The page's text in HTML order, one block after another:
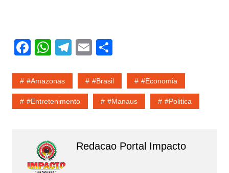
F
c
e
b
o
k
W
at
s
A
p
T
e
gr
a
E
ai
l
S
ar
e
#amazonas #Brasil #economia
#entretenimento #Manaus #politica
Redacao Portal Impacto